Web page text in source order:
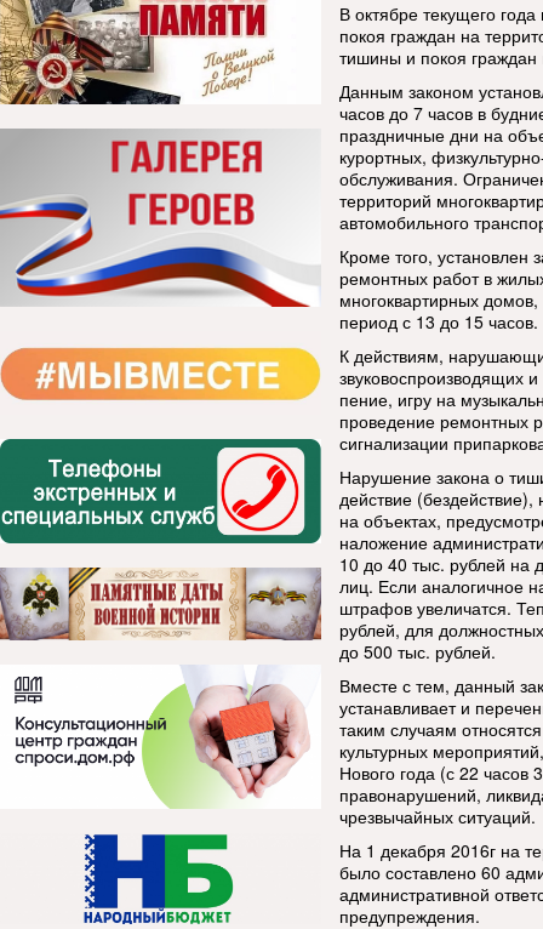
В октябре текущего
покоя граждан на
тишины и покоя граждан
Данным законом
часов до 7 часов в
праздничные дни на
курортных,
обслуживания.
территорий
автомобильного
Кроме того, установлен
ремонтных работ в
многоквартирных
период с 13 до 15 часов.
К действиям,
звуковоспроизводящих
пение, игру на
проведение ремонтных
сигнализации
Нарушение закона о
действие
на объектах,
наложение
10 до 40 тыс. рублей на
лиц. Если аналогичное
штрафов увеличатся.
рублей, для
до 500 тыс. рублей.
Вместе с тем, данный
устанавливает и
таким случаям
культурных
Нового года (с 22 часов
правонарушений,
чрезвычайных ситуаций.
На 1 декабря 2016г на
было составлено 60
административной
предупреждения.